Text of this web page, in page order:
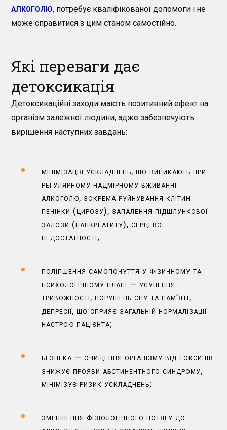
АЛКОГОЛЮ, потребує кваліфікованої допомоги і не
може справитися з цим станом самостійно.
Які переваги дає
детоксикація
Детоксикаційні заходи мають позитивний ефект на
організм залежної людини, адже забезпечують
вирішення наступних завдань:
мінімізація ускладнень, що виникають при
регулярному надмірному вживанні
алкоголю, зокрема руйнування клітин
печінки (цирозу), запалення підшлункової
залози (панкреатиту), серцевої
недостатності;
поліпшення самопочуття у фізичному та
психологічному плані — усунення
тривожності, порушень сну та пам’яті,
депресії, що сприяє загальній нормалізації
настрою пацієнта;
безпека — очищення організму від токсинів
знижує прояви абстинентного синдрому,
мінімізує ризик ускладнень;
зменшення фізіологічного потягу до